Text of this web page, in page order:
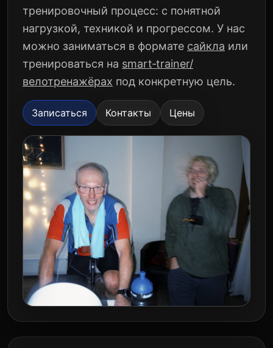
тренировочный процесс: с понятной
нагрузкой, техникой и прогрессом. У нас
можно заниматься в формате сайкла или
тренироваться на smart‑trainer/
велотренажёрах под конкретную цель.
Записаться Контакты Цены